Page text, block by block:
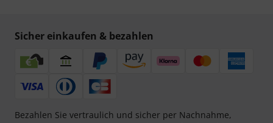
Sicher einkaufen & bezahlen
Bezahlen Sie vertraulich und sicher per Nachnahme,